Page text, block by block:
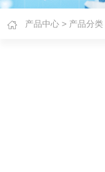
产品中心 > 产品分类